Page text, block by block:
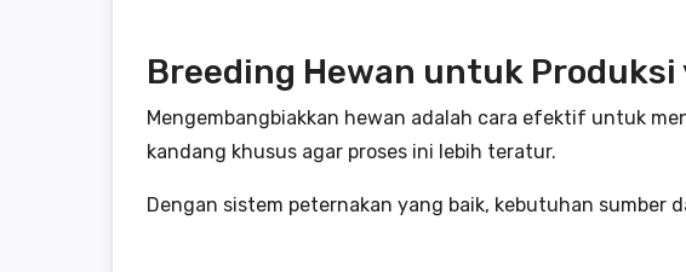
Breeding Hewan untuk Produksi
Mengembangbiakkan hewan adalah cara efektif untuk
kandang khusus agar proses ini lebih teratur.
Dengan sistem peternakan yang baik, kebutuhan sumber